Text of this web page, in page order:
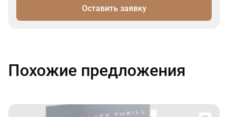
Оставить заявку
Похожие предложения